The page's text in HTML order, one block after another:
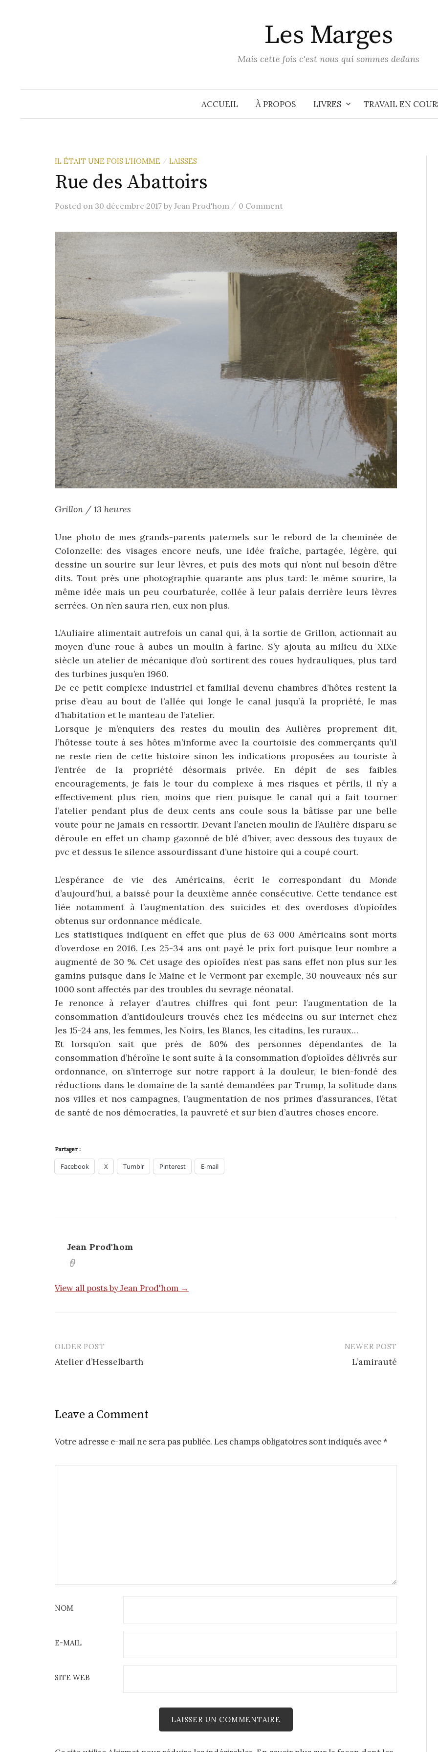
Les Marges
Mais cette fois c'est nous qui sommes dedans
ACCUEIL À PROPOS LIVRES TRAVAIL EN
IL ÉTAIT UNE FOIS L'HOMME / LAISSES
Rue des Abattoirs
Posted on 30 décembre 2017 byJean Prod'hom / 0 Comment
Grillon / 13 heures
Une photo de mes grands-parents paternels sur le rebord de la cheminée de
Colonzelle: des visages encore neufs, une idée fraîche, partagée, légère, qui
dessine un sourire sur leur lèvres, et puis des mots qui n’ont nul besoin d’être
dits. Tout près une photographie quarante ans plus tard: le même sourire, la
même idée mais un peu courbaturée, collée à leur palais derrière leurs lèvres
serrées. On n’en saura rien, eux non plus.
L’Auliaire alimentait autrefois un canal qui, à la sortie de Grillon, actionnait au
moyen d’une roue à aubes un moulin à farine. S’y ajouta au milieu du XIXe
siècle un atelier de mécanique d’où sortirent des roues hydrauliques, plus tard
des turbines jusqu’en 1960.
De ce petit complexe industriel et familial devenu chambres d’hôtes restent la
prise d’eau au bout de l’allée qui longe le canal jusqu’à la propriété, le mas
d’habitation et le manteau de l’atelier.
Lorsque je m’enquiers des restes du moulin des Aulières proprement dit,
l’hôtesse toute à ses hôtes m’informe avec la courtoisie des commerçants qu’il
ne reste rien de cette histoire sinon les indications proposées au touriste à
l’entrée de la propriété désormais privée. En dépit de ses faibles
encouragements, je fais le tour du complexe à mes risques et périls, il n’y a
effectivement plus rien, moins que rien puisque le canal qui a fait tourner
l’atelier pendant plus de deux cents ans coule sous la bâtisse par une belle
voute pour ne jamais en ressortir. Devant l’ancien moulin de l’Aulière disparu se
déroule en effet un champ gazonné de blé d’hiver, avec dessous des tuyaux de
pvc et dessus le silence assourdissant d’une histoire qui a coupé court.
L’espérance de vie des Américains, écrit le correspondant du Monde
d’aujourd’hui, a baissé pour la deuxième année consécutive. Cette tendance est
liée notamment à l’augmentation des suicides et des overdoses d’opioïdes
obtenus sur ordonnance médicale.
Les statistiques indiquent en effet que plus de 63 000 Américains sont morts
d’overdose en 2016. Les 25-34 ans ont payé le prix fort puisque leur nombre a
augmenté de 30 %. Cet usage des opioïdes n’est pas sans effet non plus sur les
gamins puisque dans le Maine et le Vermont par exemple, 30 nouveaux-nés sur
1000 sont affectés par des troubles du sevrage néonatal.
Je renonce à relayer d’autres chiffres qui font peur: l’augmentation de la
consommation d’antidouleurs trouvés chez les médecins ou sur internet chez
les 15-24 ans, les femmes, les Noirs, les Blancs, les citadins, les ruraux…
Et lorsqu’on sait que près de 80% des personnes dépendantes de la
consommation d’héroïne le sont suite à la consommation d’opioïdes délivrés sur
ordonnance, on s’interroge sur notre rapport à la douleur, le bien-fondé des
réductions dans le domaine de la santé demandées par Trump, la solitude dans
nos villes et nos campagnes, l’augmentation de nos primes d’assurances, l’état
de santé de nos démocraties, la pauvreté et sur bien d’autres choses encore.
Partager :
Facebook X Tumblr Pinterest E-mail
Jean Prod'hom
View all posts by Jean Prod'hom →
Post
navigation
OLDER POST
Atelier d’Hesselbarth
NEWER POST
L’amirauté
Leave a Comment
Votre adresse e-mail ne sera pas publiée. Les champs obligatoires sont indiqués avec*
NOM
E-MAIL
SITE WEB